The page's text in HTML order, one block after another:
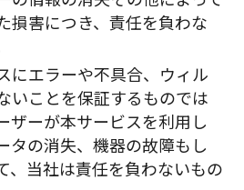
損害につき、責任を負わな
にエラーや不具合、ウィル
いことを保証するものでは
ザーが本サービスを利用し
タの消失、機器の故障もし
、当社は責任を負わないもの